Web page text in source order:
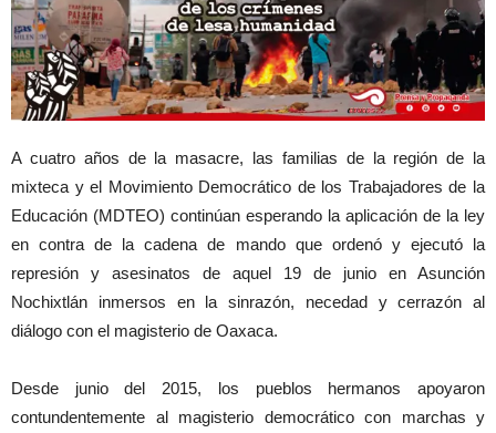
A cuatro años de la masacre, las familias de la región de la
mixteca y el Movimiento Democrático de los Trabajadores de la
Educación (MDTEO) continúan esperando la aplicación de la ley
en contra de la cadena de mando que ordenó y ejecutó la
represión y asesinatos de aquel 19 de junio en Asunción
Nochixtlán inmersos en la sinrazón, necedad y cerrazón al
diálogo con el magisterio de Oaxaca.
Desde junio del 2015, los pueblos hermanos apoyaron
contundentemente al magisterio democrático con marchas y